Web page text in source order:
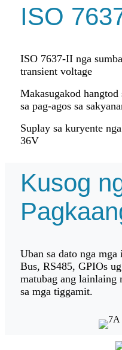
ISO
ISO 7637-II nga
transient voltage
Makasugakod
sa pag-agos sa
Suplay sa kuryente
36V
Kusog
Uban sa dato nga
Bus, RS485, GPIOs
matubag ang lainlaing
sa mga tiggamit.